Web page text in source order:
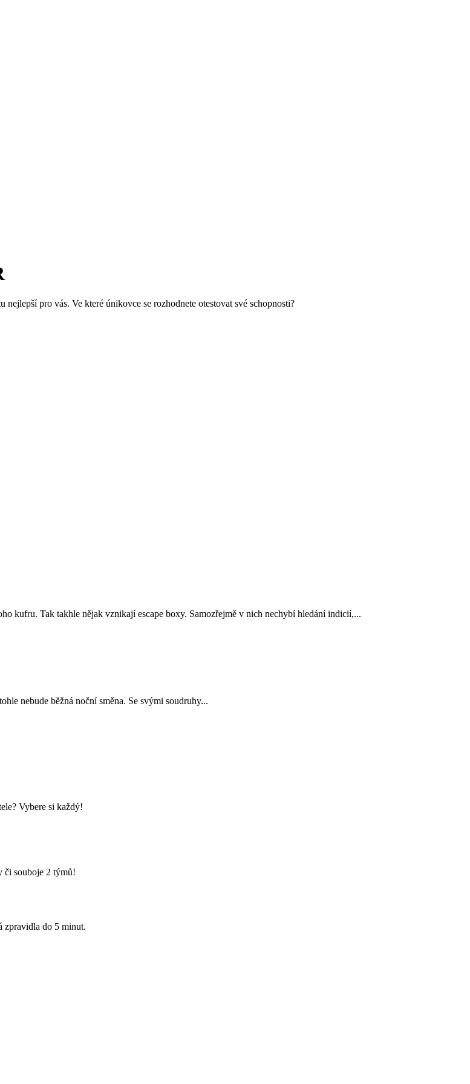
pro vás. Ve které únikovce se rozhodnete otestovat své schopnosti?
kufru. Tak takhle nějak vznikají escape boxy. Samozřejmě v nich nechybí hledání indicií,...
nebude běžná noční směna. Se svými soudruhy...
Vybere si každý!
či souboje 2 týmů!
do 5 minut.